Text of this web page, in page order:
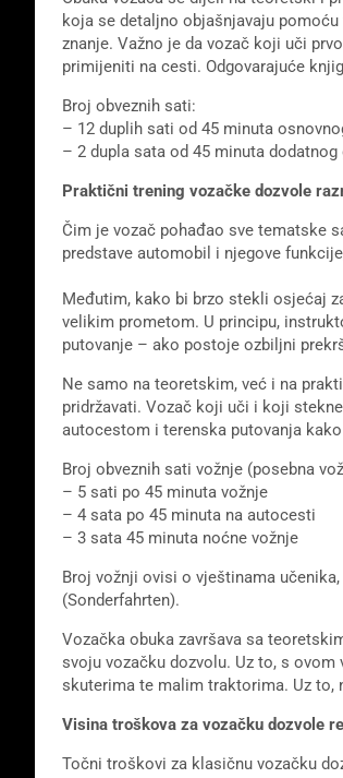
koja se detaljno objašnjavaju
znanje. Važno je da vozač koji uči
primijeniti na cesti. Odgovarajuće
Broj obveznih sati:
– 12 duplih sati od 45 minuta
– 2 dupla sata od 45 minuta dodatnog
Praktični trening vozačke dozvole
Čim je vozač pohađao sve tematske
predstave automobil i njegove
Međutim, kako bi brzo stekli osjećaj
velikim prometom. U principu,
putovanje – ako postoje ozbiljni
Ne samo na teoretskim, već i na
pridržavati. Vozač koji uči i koji
autocestom i terenska putovanja
Broj obveznih sati vožnje (posebna
– 5 sati po 45 minuta vožnje
– 4 sata po 45 minuta na autocesti
– 3 sata 45 minuta noćne vožnje
Broj vožnji ovisi o vještinama
(Sonderfahrten).
Vozačka obuka završava sa
svoju vozačku dozvolu. Uz to, s
skuterima te malim traktorima. Uz to,
Visina troškova za vozačku dozvole
Točni troškovi za klasičnu vozačku